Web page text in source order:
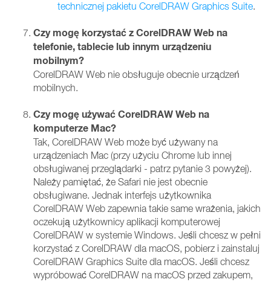
technicznej pakietu CorelDRAW Graphics Suite.
Czy mogę korzystać z CorelDRAW Web na
telefonie, tablecie lub innym urządzeniu
mobilnym?
CorelDRAW Web nie obsługuje obecnie urządzeń
mobilnych.
Czy mogę używać CorelDRAW Web na
komputerze Mac?
Tak, CorelDRAW Web może być używany na
urządzeniach Mac (przy użyciu Chrome lub innej
obsługiwanej przeglądarki - patrz pytanie 3 powyżej).
Należy pamiętać, że Safari nie jest obecnie
obsługiwane. Jednak interfejs użytkownika
CorelDRAW Web zapewnia takie same wrażenia, jakich
oczekują użytkownicy aplikacji komputerowej
CorelDRAW w systemie Windows. Jeśli chcesz w pełni
korzystać z CorelDRAW dla macOS, pobierz i zainstaluj
CorelDRAW Graphics Suite dla macOS. Jeśli chcesz
wypróbować CorelDRAW na macOS przed zakupem,